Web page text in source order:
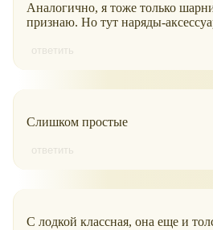
Аналогично, я тоже только
признаю. Но тут наряды-
ответить
Слишком простые
ответить
С лодкой классная, она еще и